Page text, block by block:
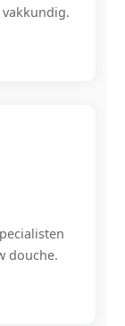
douche.